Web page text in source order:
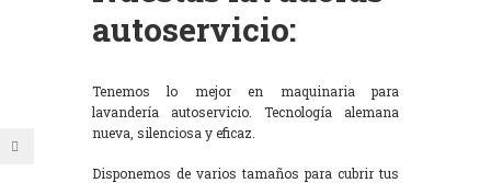
autoservicio:
Tenemos lo mejor en maquinaria para
lavandería autoservicio. Tecnología alemana
nueva, silenciosa y eficaz.
Disponemos de varios tamaños para cubrir tus